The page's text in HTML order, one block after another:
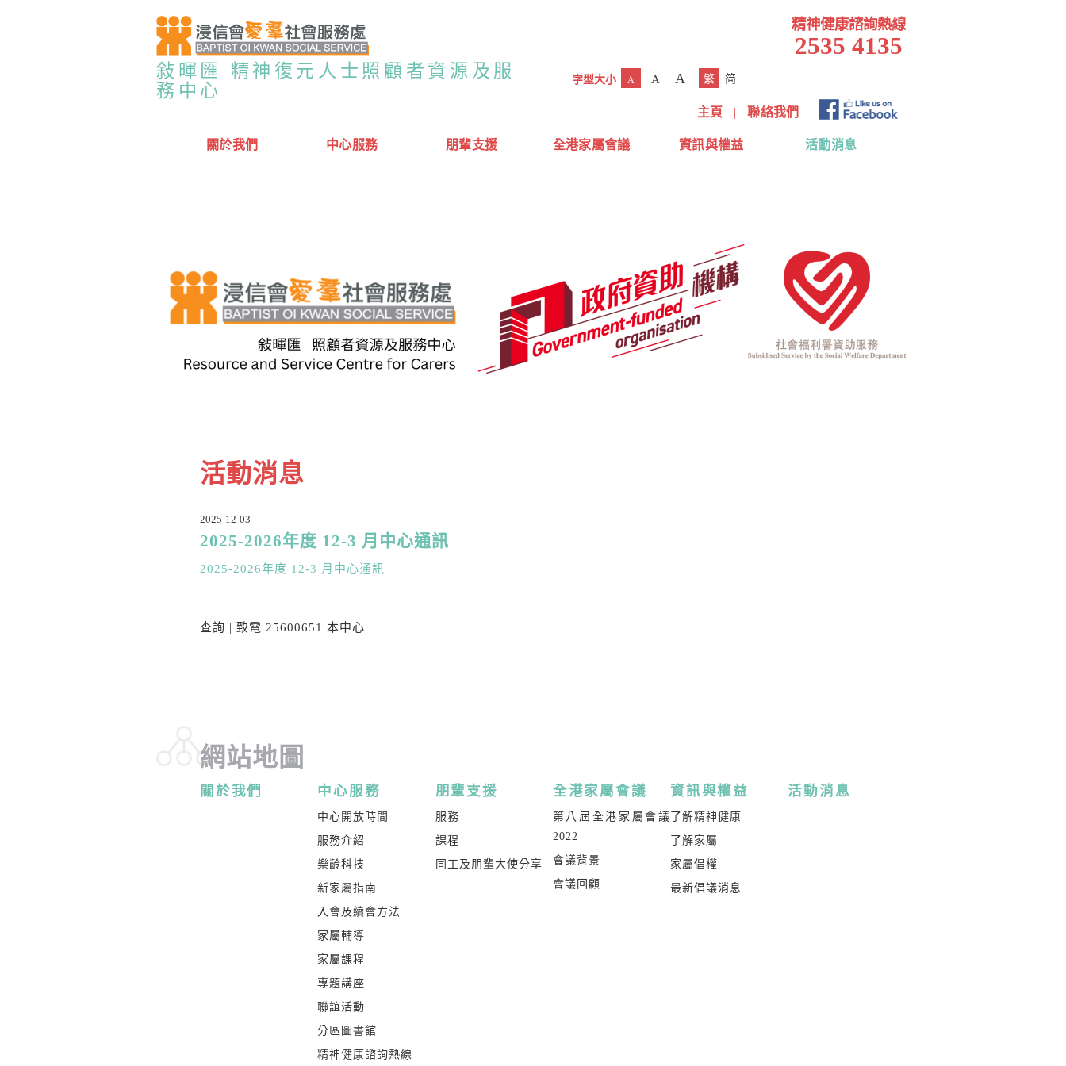
敍暉匯 精神復元人士照顧者資源及服
務中心
精神健康諮詢熱線
2535 4135
字型大小 A A A 繁 简
主頁 | 聯絡我們
關於我們 中心服務 朋輩支援 全港家屬會議 資訊與權益 活動消息
活動消息
2025-12-03
2025-2026年度 12-3 月中心通訊
2025-2026年度 12-3 月中心通訊
查詢 | 致電 25600651 本中心
網站地圖
關於我們 中心服務
中心開放時間
服務介紹
樂齡科技
新家屬指南
入會及續會方法
家屬輔導
家屬課程
專題講座
聯誼活動
分區圖書館
精神健康諮詢熱線
朋輩支援
服務
課程
同工及朋輩大使分享
全港家屬會議
第八屆全港家屬會議
2022
會議背景
會議回顧
資訊與權益
了解精神健康
了解家屬
家屬倡權
最新倡議消息
活動消息